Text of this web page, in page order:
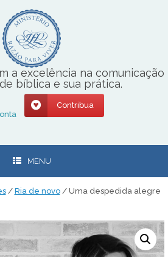
a excelência na comunicação
bíblica e sua prática.
Contribua
MENU
/ Ria de novo/ Uma despedida alegre